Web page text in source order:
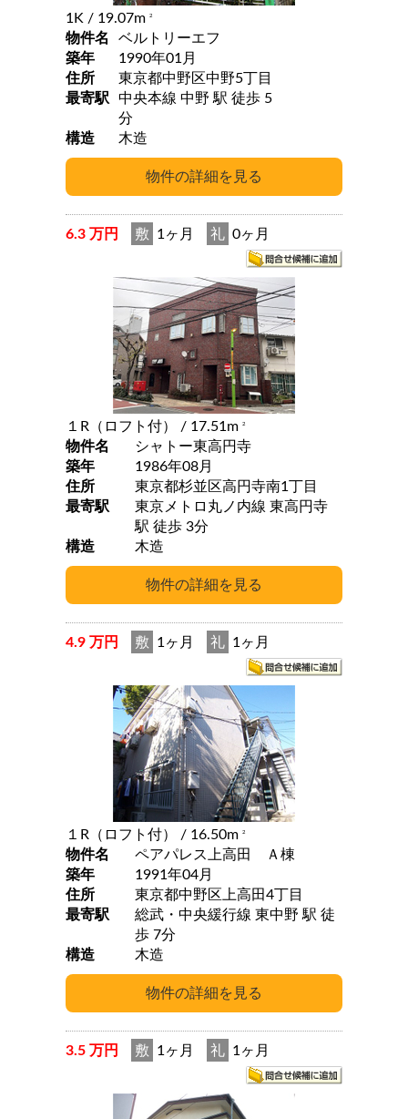
1K / 19.07m 2
物件名
ベルトリーエフ
築年
1990年01月
住所
東京都中野区中野5丁目
最寄駅
中央本線 中野 駅 徒歩 5
分
構造
木造
6.3 万円 敷 1ヶ月 礼 0ヶ月
１R（ロフト付） / 17.51m 2
物件名
シャトー東高円寺
築年
1986年08月
住所
東京都杉並区高円寺南1丁目
最寄駅
東京メトロ丸ノ内線 東高円寺
駅 徒歩 3分
構造
木造
4.9 万円 敷 1ヶ月 礼 1ヶ月
１R（ロフト付） / 16.50m 2
物件名
ペアパレス上高田 Ａ棟
築年
1991年04月
住所
東京都中野区上高田4丁目
最寄駅
総武・中央緩行線 東中野 駅 徒
歩 7分
構造
木造
3.5 万円 敷 1ヶ月 礼 1ヶ月